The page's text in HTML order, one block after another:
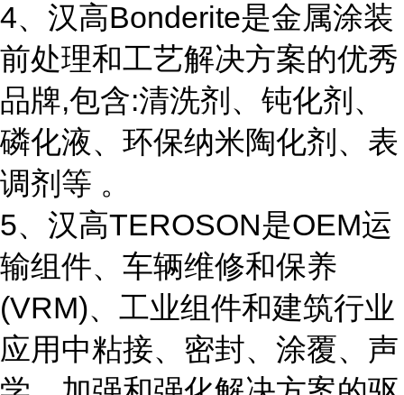
4、汉高Bonderite是金属涂装
前处理和工艺解决方案的优秀
品牌,包含:清洗剂、钝化剂、
磷化液、环保纳米陶化剂、表
调剂等 。
5、汉高TEROSON是OEM运
输组件、车辆维修和保养
(VRM)、工业组件和建筑行业
应用中粘接、密封、涂覆、声